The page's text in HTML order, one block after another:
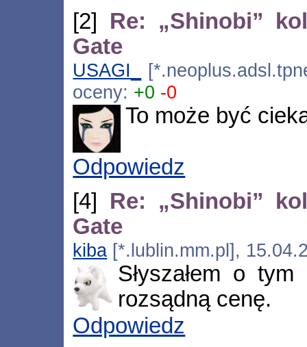
[2] Re: „Shinobi”
Gate
USAGI_
oceny: +0 -0
To może być
Odpowiedz
[4] Re: „Shinobi”
Gate
kiba [*.lublin.mm.pl],
Słyszałem o
rozsądną cenę.
Odpowiedz